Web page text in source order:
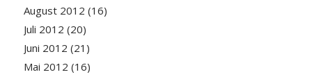
August 2012 (16)
Juli 2012 (20)
Juni 2012 (21)
Mai 2012 (16)